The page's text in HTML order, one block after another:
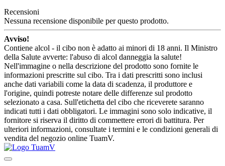
Recensioni
Nessuna recensione disponibile per questo prodotto.
Avviso!
Contiene alcol - il cibo non è adatto ai minori di 18 anni. Il Ministro
della Salute avverte: l'abuso di alcol danneggia la salute!
Nell'immagine o nella descrizione del prodotto sono fornite le
informazioni prescritte sul cibo. Tra i dati prescritti sono inclusi
anche dati variabili come la data di scadenza, il produttore e
l'origine, quindi potreste notare delle differenze sul prodotto
selezionato a casa. Sull'etichetta del cibo che riceverete saranno
indicati tutti i dati obbligatori. Le immagini sono solo indicative, il
fornitore si riserva il diritto di commettere errori di battitura. Per
ulteriori informazioni, consultate i termini e le condizioni generali di
vendita del negozio online TuamV.